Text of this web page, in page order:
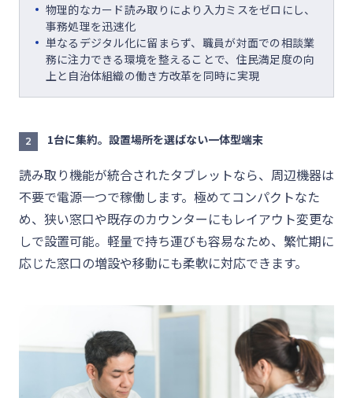
物理的なカード読み取りにより入力ミスをゼロにし、
事務処理を迅速化
単なるデジタル化に留まらず、職員が対面での相談業
務に注力できる環境を整えることで、住民満足度の向
上と自治体組織の働き方改革を同時に実現
2 1台に集約。設置場所を選ばない一体型端末
読み取り機能が統合されたタブレットなら、周辺機器は
不要で電源一つで稼働します。極めてコンパクトなた
め、狭い窓口や既存のカウンターにもレイアウト変更な
しで設置可能。軽量で持ち運びも容易なため、繁忙期に
応じた窓口の増設や移動にも柔軟に対応できます。